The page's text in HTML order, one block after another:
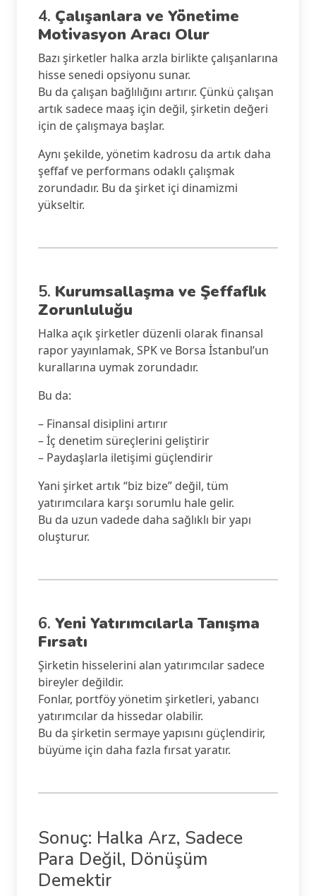
4. Çalışanlara ve Yönetime
Motivasyon Aracı Olur
Bazı şirketler halka arzla birlikte çalışanlarına
hisse senedi opsiyonu sunar.
Bu da çalışan bağlılığını artırır. Çünkü çalışan
artık sadece maaş için değil, şirketin değeri
için de çalışmaya başlar.
Aynı şekilde, yönetim kadrosu da artık daha
şeffaf ve performans odaklı çalışmak
zorundadır. Bu da şirket içi dinamizmi
yükseltir.
5. Kurumsallaşma ve Şeffaflık
Zorunluluğu
Halka açık şirketler düzenli olarak finansal
rapor yayınlamak, SPK ve Borsa İstanbul’un
kurallarına uymak zorundadır.
Bu da:
– Finansal disiplini artırır
– İç denetim süreçlerini geliştirir
– Paydaşlarla iletişimi güçlendirir
Yani şirket artık “biz bize” değil, tüm
yatırımcılara karşı sorumlu hale gelir.
Bu da uzun vadede daha sağlıklı bir yapı
oluşturur.
6. Yeni Yatırımcılarla Tanışma
Fırsatı
Şirketin hisselerini alan yatırımcılar sadece
bireyler değildir.
Fonlar, portföy yönetim şirketleri, yabancı
yatırımcılar da hissedar olabilir.
Bu da şirketin sermaye yapısını güçlendirir,
büyüme için daha fazla fırsat yaratır.
Sonuç: Halka Arz, Sadece
Para Değil, Dönüşüm
Demektir